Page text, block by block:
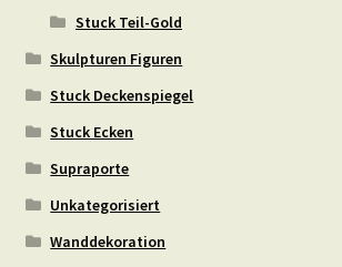
Stuck Teil-Gold
Skulpturen Figuren
Stuck Deckenspiegel
Stuck Ecken
Supraporte
Unkategorisiert
Wanddekoration